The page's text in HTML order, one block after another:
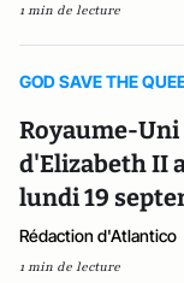
1 min de lecture
GOD SAVE THE
Royaume-
d'Elizabeth II
lundi 19
Rédaction d'Atlantico
1 min de lecture